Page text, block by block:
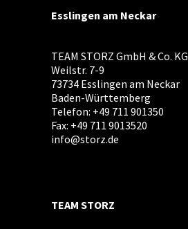
Esslingen am Neckar
TEAM STORZ GmbH & Co. KG
Weilstr. 7-9
73734 Esslingen am Neckar
Baden-Württemberg
Telefon: +49 711 901350
Fax: +49 711 9013520
info@storz.de
TEAM STORZ